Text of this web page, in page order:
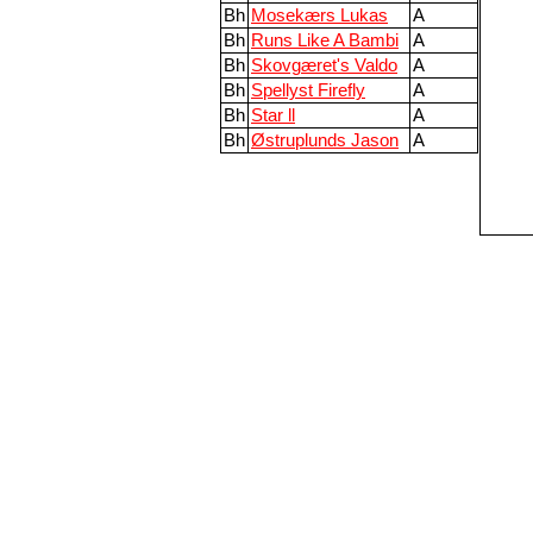
Bh Mosekærs Lukas
A
Bh Runs Like A Bambi
A
Bh Skovgæret's Valdo
A
Bh Spellyst Firefly
A
Bh Star ll
A
Bh Østruplunds Jason A